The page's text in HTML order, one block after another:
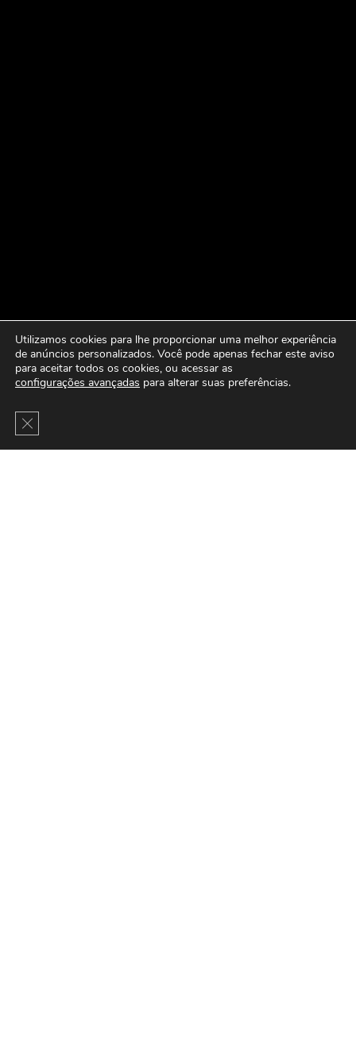
Utilizamos cookies para lhe proporcionar uma melhor experiência
de anúncios personalizados. Você pode apenas fechar este aviso
para aceitar todos os cookies, ou acessar as
configurações avançadas para alterar suas preferências.
Close GDPR Cookie Banner